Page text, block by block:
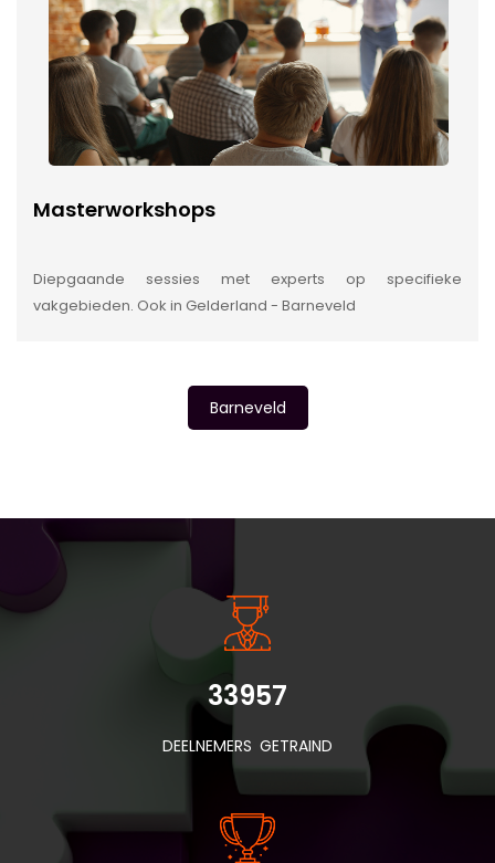
Masterworkshops
Diepgaande sessies met experts op specifieke
vakgebieden. Ook in Gelderland - Barneveld
Barneveld
INSIDE INFORMATIE
33957
DEELNEMERS GETRAIND